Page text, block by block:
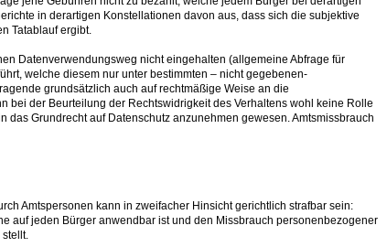
in derartigen Konstellationen davon aus, dass sich die subjektive
Tatablauf ergibt.
Datenverwendungsweg nicht eingehalten (allgemeine Abfrage für
welche diesem nur unter bestimmten – nicht gegebenen-
grundsätzlich auch auf rechtmäßige Weise an die
bei der Beurteilung der Rechtswidrigkeit des Verhaltens wohl keine Rolle
Grundrecht auf Datenschutz anzunehmen gewesen. Amtsmissbrauch
Amtspersonen kann in zweifacher Hinsicht gerichtlich strafbar sein:
auf jeden Bürger anwendbar ist und den Missbrauch personenbezogener
stellt.